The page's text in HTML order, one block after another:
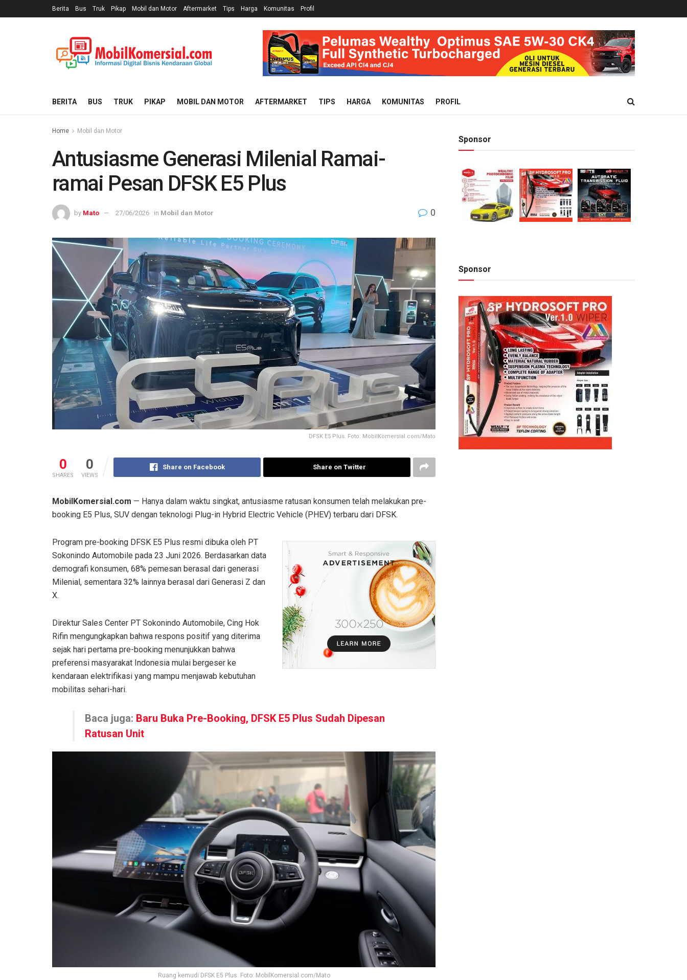
Berita Bus Truk Pikap Mobil dan Motor Aftermarket Tips Harga Komunitas Profil
BERITA BUS TRUK PIKAP MOBIL DAN MOTOR AFTERMARKET TIPS HARGA KOMUNITAS PROFIL
Home Mobil dan Motor
Antusiasme Generasi Milenial Ramai-
ramai Pesan DFSK E5 Plus
by Mato 27/06/2026 in Mobil dan Motor 0
DFSK E5 Plus. Foto: MobilKomersial.com/Mato
0
SHARES
0
VIEWS
Share on Facebook Share on Twitter
MobilKomersial.com — Hanya dalam waktu singkat, antusiasme ratusan konsumen telah melakukan pre-
booking E5 Plus, SUV dengan teknologi Plug-in Hybrid Electric Vehicle (PHEV) terbaru dari DFSK.
Program pre-booking DFSK E5 Plus resmi dibuka oleh PT
Sokonindo Automobile pada 23 Juni 2026. Berdasarkan data
demografi konsumen, 68% pemesan berasal dari generasi
Milenial, sementara 32% lainnya berasal dari Generasi Z dan
X.
Direktur Sales Center PT Sokonindo Automobile, Cing Hok
Rifin mengungkapkan bahwa respons positif yang diterima
sejak hari pertama pre-booking menunjukkan bahwa
preferensi masyarakat Indonesia mulai bergeser ke
kendaraan elektrifikasi yang mampu menjawab kebutuhan
mobilitas sehari-hari.
Baca juga: Baru Buka Pre-Booking, DFSK E5 Plus Sudah Dipesan
Ratusan Unit
Ruang kemudi DFSK E5 Plus. Foto: MobilKomersial.com/Mato
Sponsor
Sponsor